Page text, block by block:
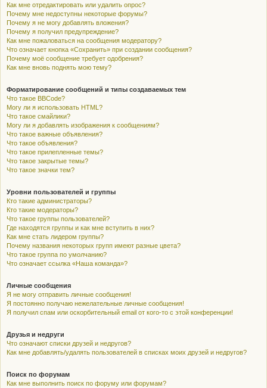
Как мне отредактировать или удалить опрос?
Почему мне недоступны некоторые форумы?
Почему я не могу добавлять вложения?
Почему я получил предупреждение?
Как мне пожаловаться на сообщения модератору?
Что означает кнопка «Сохранить» при создании сообщения?
Почему моё сообщение требует одобрения?
Как мне вновь поднять мою тему?
Форматирование сообщений и типы создаваемых тем
Что такое BBCode?
Могу ли я использовать HTML?
Что такое смайлики?
Могу ли я добавлять изображения к сообщениям?
Что такое важные объявления?
Что такое объявления?
Что такое прилепленные темы?
Что такое закрытые темы?
Что такое значки тем?
Уровни пользователей и группы
Кто такие администраторы?
Кто такие модераторы?
Что такое группы пользователей?
Где находятся группы и как мне вступить в них?
Как мне стать лидером группы?
Почему названия некоторых групп имеют разные цвета?
Что такое группа по умолчанию?
Что означает ссылка «Наша команда»?
Личные сообщения
Я не могу отправить личные сообщения!
Я постоянно получаю нежелательные личные сообщения!
Я получил спам или оскорбительный email от кого-то с этой конференции!
Друзья и недруги
Что означают списки друзей и недругов?
Как мне добавлять/удалять пользователей в списках моих друзей и недругов?
Поиск по форумам
Как мне выполнить поиск по форуму или форумам?